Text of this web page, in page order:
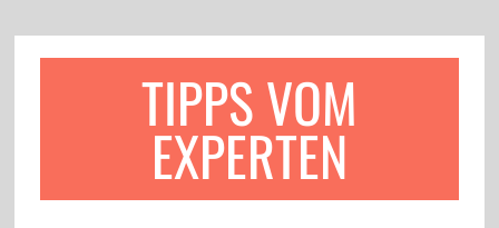
TIPPS VOM
EXPERTEN